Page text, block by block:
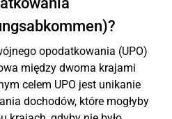
opodatkowania (UPO)
między dwoma krajami
celem UPO jest unikanie
dochodów, które mogłyby